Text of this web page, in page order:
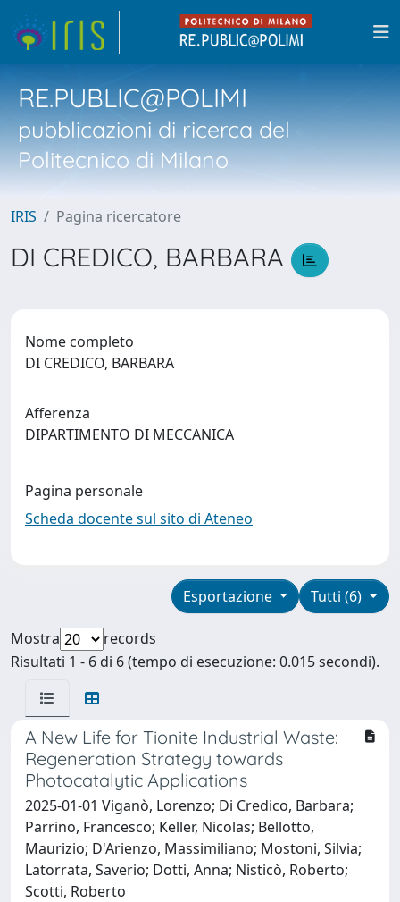
RE.PUBLIC@POLIMI
pubblicazioni di ricerca del
Politecnico di Milano
IRIS Pagina ricercatore
DI CREDICO, BARBARA
Nome completo
DI CREDICO, BARBARA
Afferenza
DIPARTIMENTO DI MECCANICA
Pagina personale
Scheda docente sul sito di Ateneo
Tutti (6)
Esportazione
Mostra
records
Risultati 1 - 6 di 6 (tempo di esecuzione: 0.015 secondi).
A New Life for Tionite Industrial Waste:
Regeneration Strategy towards
Photocatalytic Applications
2025-01-01 Viganò, Lorenzo; Di Credico, Barbara;
Parrino, Francesco; Keller, Nicolas; Bellotto,
Maurizio; D'Arienzo, Massimiliano; Mostoni, Silvia;
Latorrata, Saverio; Dotti, Anna; Nisticò, Roberto;
Scotti, Roberto